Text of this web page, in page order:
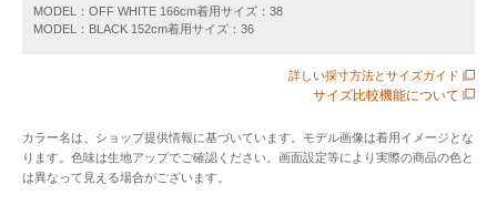
足元にきれいめなサンダルを合わせると、大人の余裕漂う洗
練されたカジュアルが完成します。透け感が気になる方は、
POINT
・ 暑い夏でも爽やかに過ごせる、通気性の良いリネン100%素
MODEL：OFF WHITE 166cm着用サイズ：38
MODEL：BLACK 152cm着用サイズ：36
詳しい採寸方法とサイズガイド
サイズ比較機能について
カラー名は、ショップ提供情報に基づいています。モデル画像は着用イメージとな
ります。色味は生地アップでご確認ください。画面設定等により実際の商品の色と
は異なって見える場合がございます。